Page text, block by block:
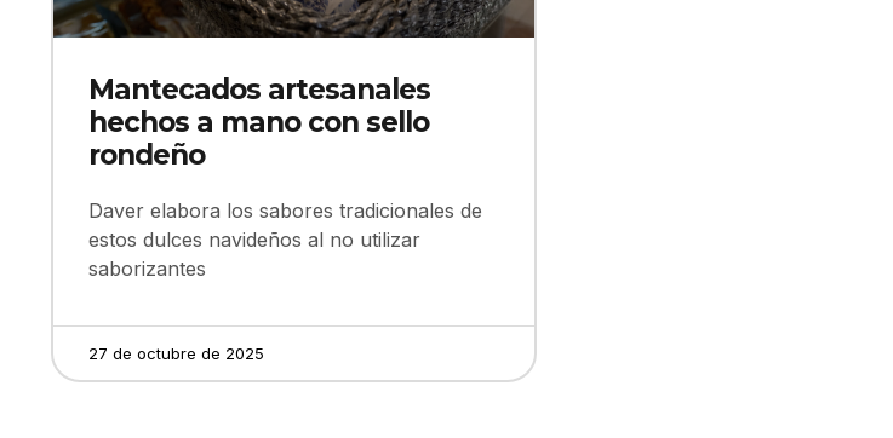
Mantecados artesanales
hechos a mano con sello
rondeño
Daver elabora los sabores tradicionales de
estos dulces navideños al no utilizar
saborizantes
27 de octubre de 2025